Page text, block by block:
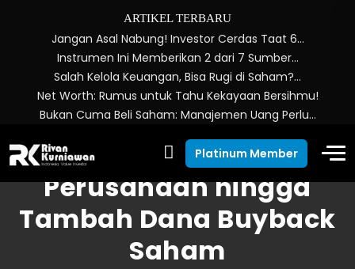
ARTIKEL TERBARU
Jangan Asal Nabung! Investor Cerdas Taat 6…
Instrumen Ini Memberikan 2 dari 7 Sumber…
Salah Kelola Keuangan, Bisa Rugi di Saham?…
Net Worth: Rumus untuk Tahu Kekayaan Bersihmu!
Bukan Cuma Beli Saham: Manajemen Uang Perlu…
Platinum Member
PSSI: Ubah Nama
Perusahaan hingga
Tambah Dana Buyback
Saham